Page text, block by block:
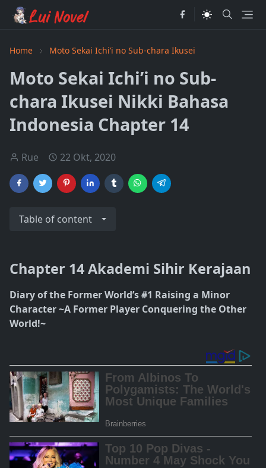
Home Moto Sekai Ichi’i no Sub-chara Ikusei
Moto Sekai Ichi’i no Sub-
chara Ikusei Nikki Bahasa
Indonesia Chapter 14
Rue 22 Okt, 2020
Table of content
Chapter 14 Akademi Sihir Kerajaan
Diary of the Former World’s #1 Raising a Minor
Character ~A Former Player Conquering the Other
World!~